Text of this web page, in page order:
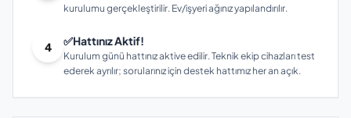
kurulumu gerçekleştirilir. Ev/işyeri ağınız yapılandırılır.
4 ✅Hattınız Aktif!
Kurulum günü hattınız aktive edilir. Teknik ekip cihazları test
ederek ayrılır; sorularınız için destek hattımız her an açık.